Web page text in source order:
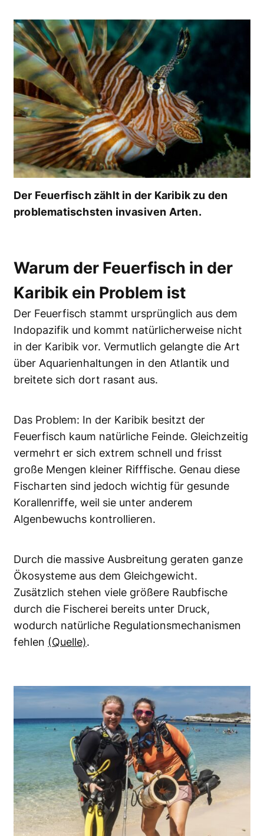
Der Feuerfisch zählt in der Karibik zu den
problematischsten invasiven Arten.
Warum der Feuerfisch in der
Karibik ein Problem ist
Der Feuerfisch stammt ursprünglich aus dem
Indopazifik und kommt natürlicherweise nicht
in der Karibik vor. Vermutlich gelangte die Art
über Aquarienhaltungen in den Atlantik und
breitete sich dort rasant aus.
Das Problem: In der Karibik besitzt der
Feuerfisch kaum natürliche Feinde. Gleichzeitig
vermehrt er sich extrem schnell und frisst
große Mengen kleiner Rifffische. Genau diese
Fischarten sind jedoch wichtig für gesunde
Korallenriffe, weil sie unter anderem
Algenbewuchs kontrollieren.
Durch die massive Ausbreitung geraten ganze
Ökosysteme aus dem Gleichgewicht.
Zusätzlich stehen viele größere Raubfische
durch die Fischerei bereits unter Druck,
wodurch natürliche Regulationsmechanismen
fehlen (Quelle).